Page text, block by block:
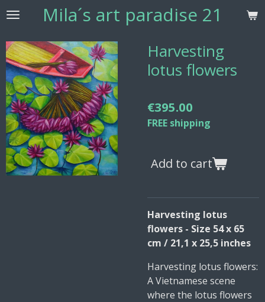
Skip
main
content
Mila´s art paradise 21
Harvesting
lotus flowers
€395.00
FREE shipping
Add to cart
Harvesting lotus
flowers - Size 54 x 65
cm / 21,1 x 25,5 inches
Harvesting lotus flowers:
A Vietnamese scene
where the lotus flowers